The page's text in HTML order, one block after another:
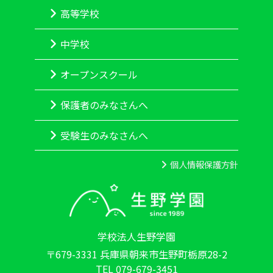
高等学校
中学校
オープンスクール
保護者のみなさんへ
受験生のみなさんへ
個人情報保護方針
学校法人生野学園
〒679-3331 兵庫県朝来市生野町栃原28-2
TEL 079-679-3451